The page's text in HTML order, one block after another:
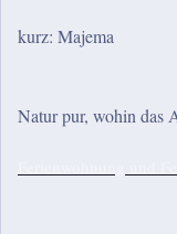
kurz: Majema
Natur pur, wohin das